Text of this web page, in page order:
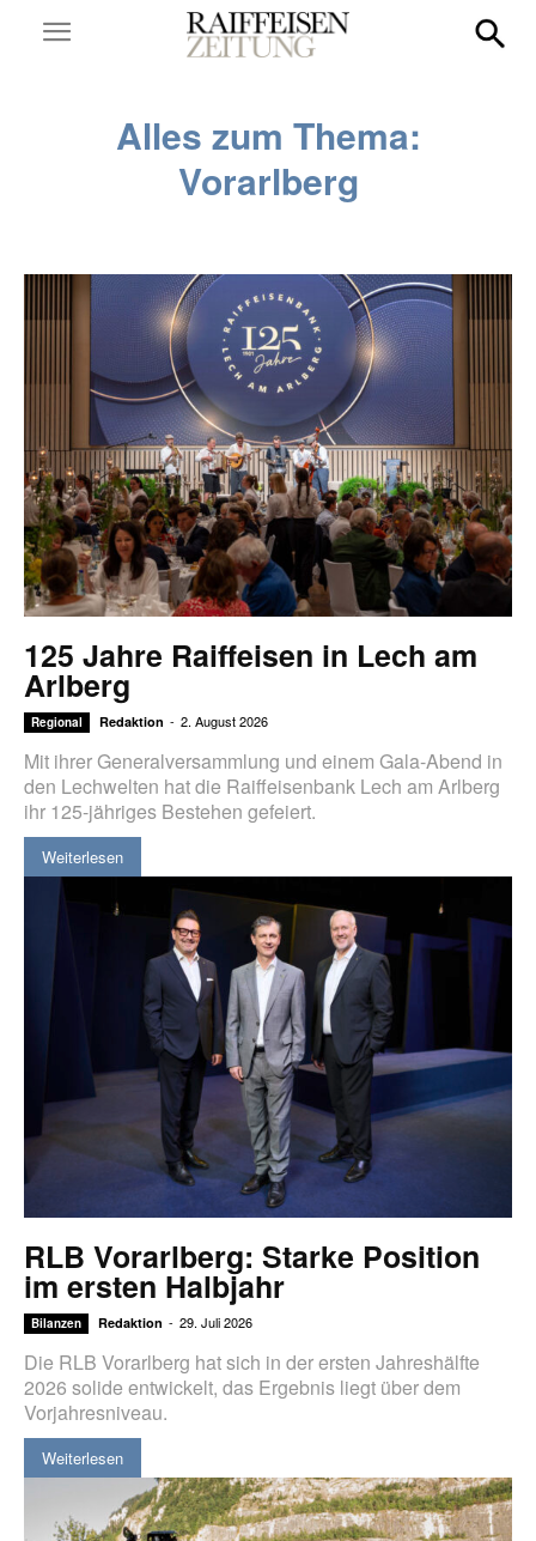
Alles zum Thema:
Vorarlberg
125 Jahre Raiffeisen in Lech am
Arlberg
Regional Redaktion - 2. August 2026
Mit ihrer Generalversammlung und einem Gala-Abend in
den Lechwelten hat die Raiffeisenbank Lech am Arlberg
ihr 125-jähriges Bestehen gefeiert.
Weiterlesen
RLB Vorarlberg: Starke Position
im ersten Halbjahr
Bilanzen Redaktion - 29. Juli 2026
Die RLB Vorarlberg hat sich in der ersten Jahreshälfte
2026 solide entwickelt, das Ergebnis liegt über dem
Vorjahresniveau.
Weiterlesen